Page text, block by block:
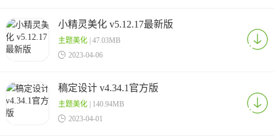
小精灵美化 v5.12.17最新版
主题美化| 47.03MB
 2023-04-06
稿定设计 v4.34.1官方版
主题美化| 140.94MB
 2023-04-01